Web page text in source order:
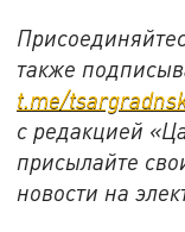
также
t.me/
с редакцией
присылайте
новости на